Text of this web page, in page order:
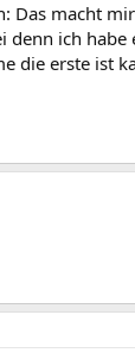
Das macht
denn ich
die erste ist